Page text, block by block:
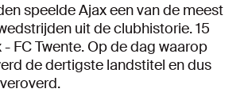
speelde Ajax een van de meest
uit de clubhistorie. 15
- FC Twente. Op de dag waarop
de dertigste landstitel en dus